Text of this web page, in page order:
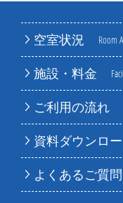
空室状況 Room
施設・料金
ご利用の流れ
資料ダウンロ
よくあるご質問